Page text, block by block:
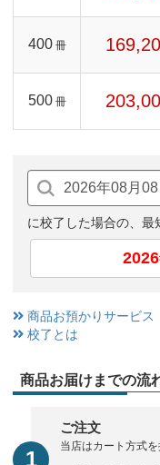
400 冊
500 冊
に校了した場合の、最
商品お預かりサービス
校了とは
商品お届けまでの流
ご注文
当店はカート方式を